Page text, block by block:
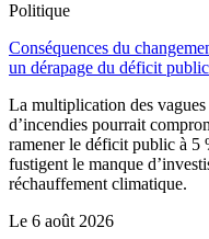
Politique
Conséquences du
un dérapage du déficit public
La multiplication des vagues
d’incendies pourrait
ramener le déficit public à 5
fustigent le manque
réchauffement climatique.
Le 6 août 2026